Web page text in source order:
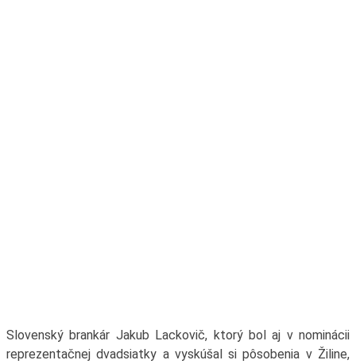
Slovenský brankár Jakub Lackovič, ktorý bol aj v nominácii
reprezentačnej dvadsiatky a vyskúšal si pôsobenia v Žiline,